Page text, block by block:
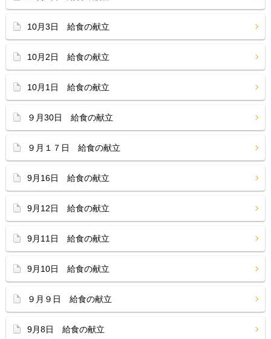
10月3日 給食の献立
10月2日 給食の献立
10月1日 給食の献立
９月30日 給食の献立
９月１７日 給食の献立
9月16日 給食の献立
9月12日 給食の献立
9月11日 給食の献立
9月10日 給食の献立
９月９日 給食の献立
9月8日 給食の献立